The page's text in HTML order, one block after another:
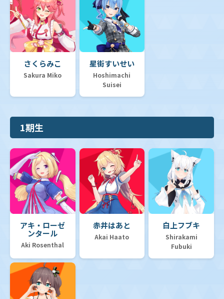
さくらみこ
Sakura Miko
星街すいせい
Hoshimachi
Suisei
1期生
アキ・ローゼ
ンタール
Aki Rosenthal
赤井はあと
Akai Haato
白上フブキ
Shirakami
Fubuki